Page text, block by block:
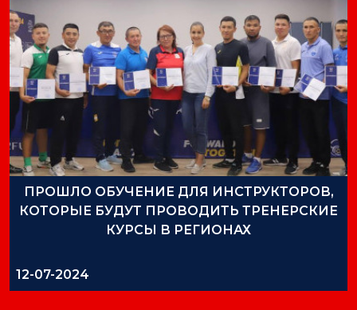
ПРОШЛО ОБУЧЕНИЕ ДЛЯ ИНСТРУКТОРОВ,
КОТОРЫЕ БУДУТ ПРОВОДИТЬ ТРЕНЕРСКИЕ
КУРСЫ В РЕГИОНАХ
12-07-2024